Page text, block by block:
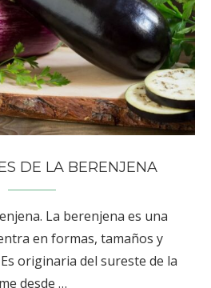
DE LA BERENJENA
La berenjena es una
en formas, tamaños y
originaria del sureste de la
desde …